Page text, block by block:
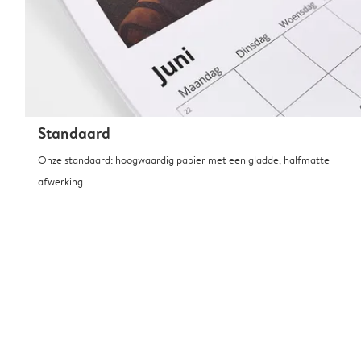
Standaard
Onze standaard: hoogwaardig papier met een gladde, halfmatte
afwerking.